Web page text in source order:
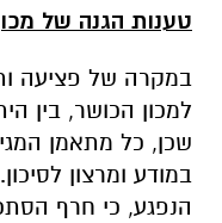
טענות הגנה של
במקרה של פציעה
למכון הכושר, בין
שכן, כל מתאמן
במודע ומרצון
הנפגע, כי חרף